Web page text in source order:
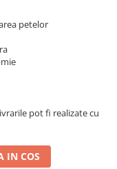
petelor
pot fi realizate cu
IN COS